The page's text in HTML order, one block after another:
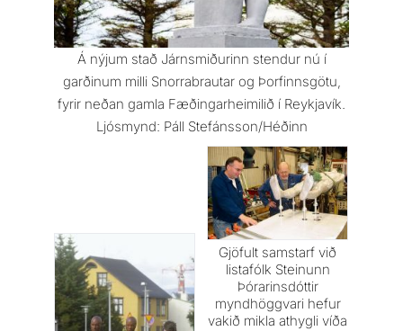
Á nýjum stað Járnsmiðurinn stendur nú í
garðinum milli Snorrabrautar og Þorfinnsgötu,
fyrir neðan gamla Fæðingarheimilið í Reykjavík.
Ljósmynd: Páll Stefánsson/Héðinn
Gjöfult samstarf við
listafólk Steinunn
Þórarinsdóttir
myndhöggvari hefur
vakið mikla athygli víða